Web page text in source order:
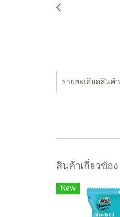
รายละเอียดสินค้า
สินค้าเกี่ยวข้อง
New